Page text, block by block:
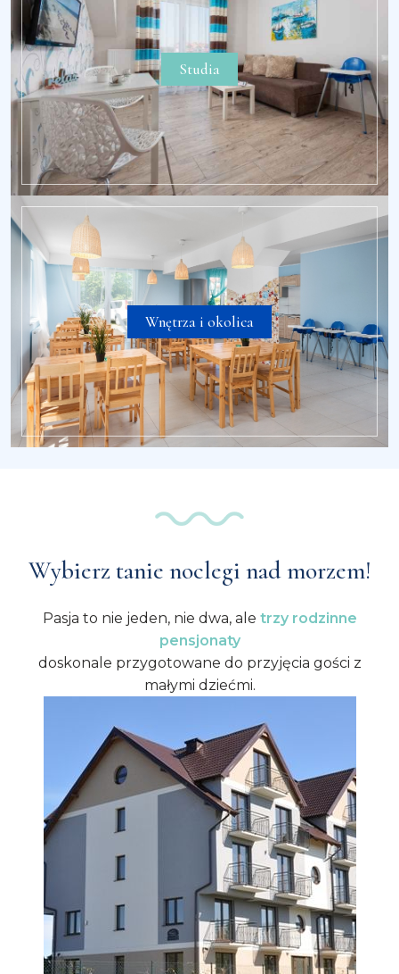
Studia
Wnętrza i okolica
Wybierz tanie noclegi nad morzem!
Pasja to nie jeden, nie dwa, ale trzy rodzinne
pensjonaty
doskonale przygotowane do przyjęcia gości z
małymi dziećmi.